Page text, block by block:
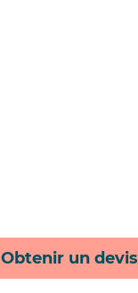
Obtenir un devis